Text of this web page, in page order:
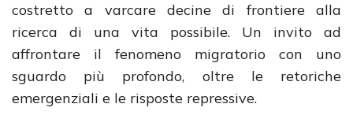
costretto a varcare decine di frontiere alla
ricerca di una vita possibile. Un invito ad
affrontare il fenomeno migratorio con uno
sguardo più profondo, oltre le retoriche
emergenziali e le risposte repressive.